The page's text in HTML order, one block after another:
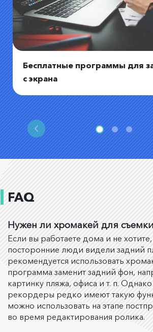
Бесплатные программы для
с экрана
FAQ
Нужен ли хромакей для
Если вы работаете дома и не
посторонние люди видели задний
рекомендуется использовать
программа заменит задний фон,
картинку пляжа, офиса и т. п.
рекордеры редко имеют такую
можно использовать на этапе
во время редактирования ролика.